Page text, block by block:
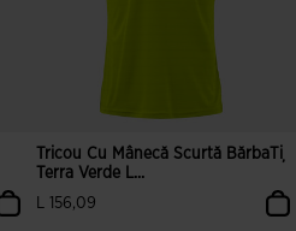
Tricou Cu Mânecă Scurtă BărbaȚi
Terra Verde L...
L 156,09